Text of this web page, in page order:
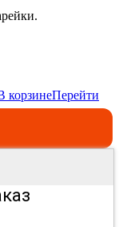
корзинеПерейти